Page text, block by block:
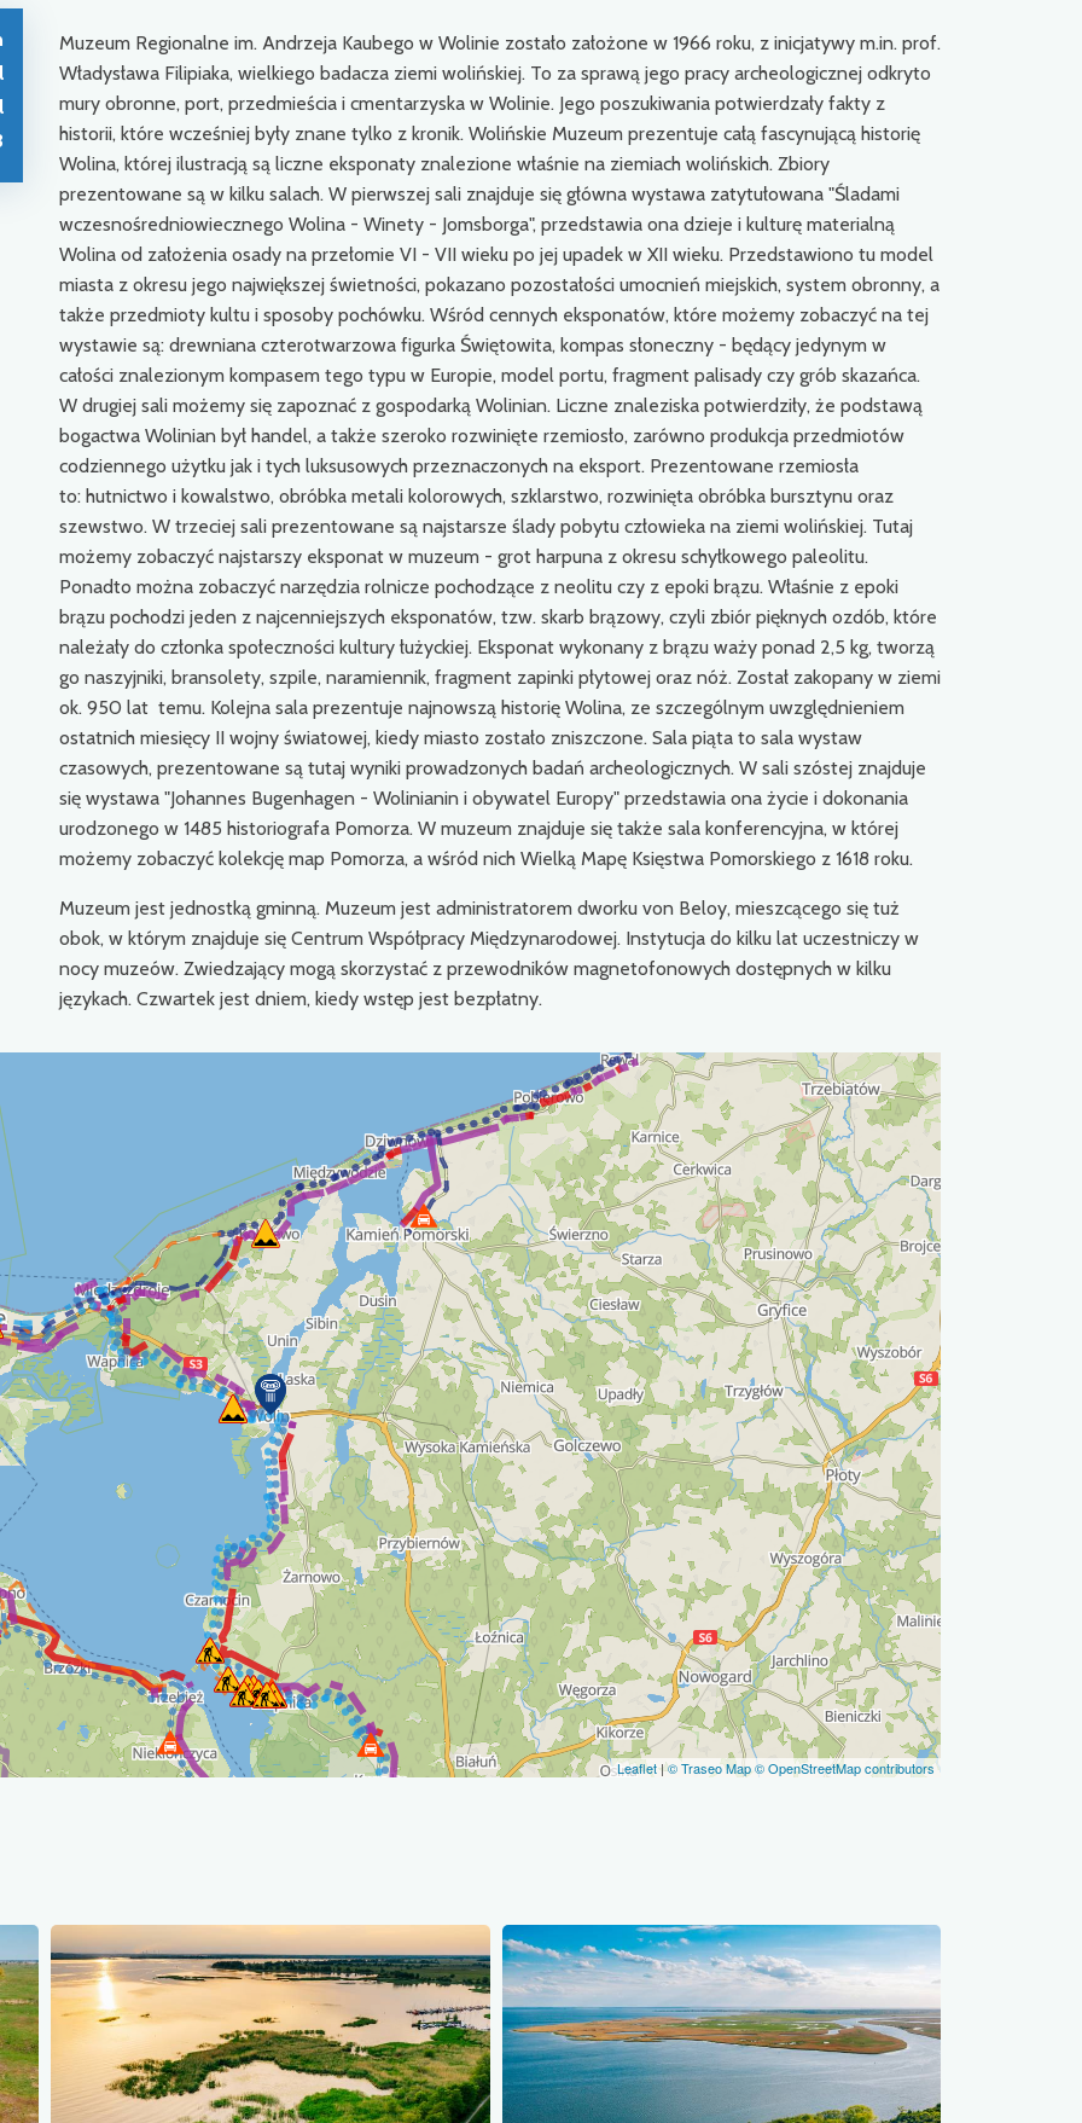
Muzeum Regionalne im. Andrzeja Kaubego w Wolinie zostało założone w 1966 roku, z inicjatywy m.in. prof.
Władysława Filipiaka, wielkiego badacza ziemi wolińskiej. To za sprawą jego pracy archeologicznej odkryto
mury obronne, port, przedmieścia i cmentarzyska w Wolinie. Jego poszukiwania potwierdzały fakty z
historii, które wcześniej były znane tylko z kronik. Wolińskie Muzeum prezentuje całą fascynującą historię
Wolina, której ilustracją są liczne eksponaty znalezione właśnie na ziemiach wolińskich. Zbiory
prezentowane są w kilku salach. W pierwszej sali znajduje się główna wystawa zatytułowana "Śladami
wczesnośredniowiecznego Wolina - Winety - Jomsborga", przedstawia ona dzieje i kulturę materialną
Wolina od założenia osady na przełomie VI - VII wieku po jej upadek w XII wieku. Przedstawiono tu model
miasta z okresu jego największej świetności, pokazano pozostałości umocnień miejskich, system obronny, a
także przedmioty kultu i sposoby pochówku. Wśród cennych eksponatów, które możemy zobaczyć na tej
wystawie są: drewniana czterotwarzowa figurka Świętowita, kompas słoneczny - będący jedynym w
całości znalezionym kompasem tego typu w Europie, model portu, fragment palisady czy grób skazańca.
W drugiej sali możemy się zapoznać z gospodarką Wolinian. Liczne znaleziska potwierdziły, że podstawą
bogactwa Wolinian był handel, a także szeroko rozwinięte rzemiosło, zarówno produkcja przedmiotów
codziennego użytku jak i tych luksusowych przeznaczonych na eksport. Prezentowane rzemiosła
to: hutnictwo i kowalstwo, obróbka metali kolorowych, szklarstwo, rozwinięta obróbka bursztynu oraz
szewstwo. W trzeciej sali prezentowane są najstarsze ślady pobytu człowieka na ziemi wolińskiej. Tutaj
możemy zobaczyć najstarszy eksponat w muzeum - grot harpuna z okresu schyłkowego paleolitu.
Ponadto można zobaczyć narzędzia rolnicze pochodzące z neolitu czy z epoki brązu. Właśnie z epoki
brązu pochodzi jeden z najcenniejszych eksponatów, tzw. skarb brązowy, czyli zbiór pięknych ozdób, które
należały do członka społeczności kultury łużyckiej. Eksponat wykonany z brązu waży ponad 2,5 kg, tworzą
go naszyjniki, bransolety, szpile, naramiennik, fragment zapinki płytowej oraz nóż. Został zakopany w ziemi
ok. 950 lat temu. Kolejna sala prezentuje najnowszą historię Wolina, ze szczególnym uwzględnieniem
ostatnich miesięcy II wojny światowej, kiedy miasto zostało zniszczone. Sala piąta to sala wystaw
czasowych, prezentowane są tutaj wyniki prowadzonych badań archeologicznych. W sali szóstej znajduje
się wystawa "Johannes Bugenhagen - Wolinianin i obywatel Europy" przedstawia ona życie i dokonania
urodzonego w 1485 historiografa Pomorza. W muzeum znajduje się także sala konferencyjna, w której
możemy zobaczyć kolekcję map Pomorza, a wśród nich Wielką Mapę Księstwa Pomorskiego z 1618 roku.
Muzeum jest jednostką gminną. Muzeum jest administratorem dworku von Beloy, mieszcącego się tuż
obok, w którym znajduje się Centrum Współpracy Międzynarodowej. Instytucja do kilku lat uczestniczy w
nocy muzeów. Zwiedzający mogą skorzystać z przewodników magnetofonowych dostępnych w kilku
językach. Czwartek jest dniem, kiedy wstęp jest bezpłatny.
Leaflet|© Traseo Map© OpenStreetMap contributors